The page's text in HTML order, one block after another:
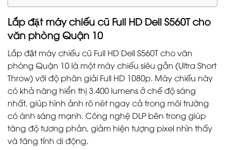
Lắp đặt máy chiếu cũ Full HD Dell S560T cho
văn phòng Quận 10
Lắp đặt máy chiếu cũ Full HD Dell S560T cho văn
phòng Quận 10 là một máy chiếu siêu gần (Ultra Short
Throw) với độ phân giải Full HD 1080p. Máy chiếu này
có khả năng hiển thị 3.400 lumens ở chế độ sáng
nhất, giúp hình ảnh rõ nét ngay cả trong môi trường
có ánh sáng mạnh. Công nghệ DLP bên trong giúp
tăng độ tương phản, giảm hiện tượng pixel nhìn thấy
và tăng tính di động.